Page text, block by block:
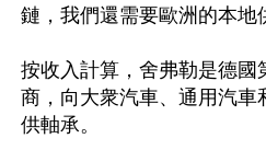
鏈，我們還需要歐洲的本地
按收入計算，舍弗勒是德國
商，向大衆汽車、通用汽車
供軸承。